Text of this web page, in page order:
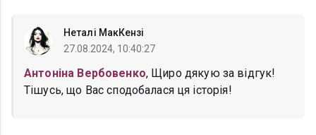
Неталі МакКензі
27.08.2024, 10:40:27
Антоніна Вербовенко, Щиро дякую за відгук!
Тішусь, що Вас сподобалася ця історія!